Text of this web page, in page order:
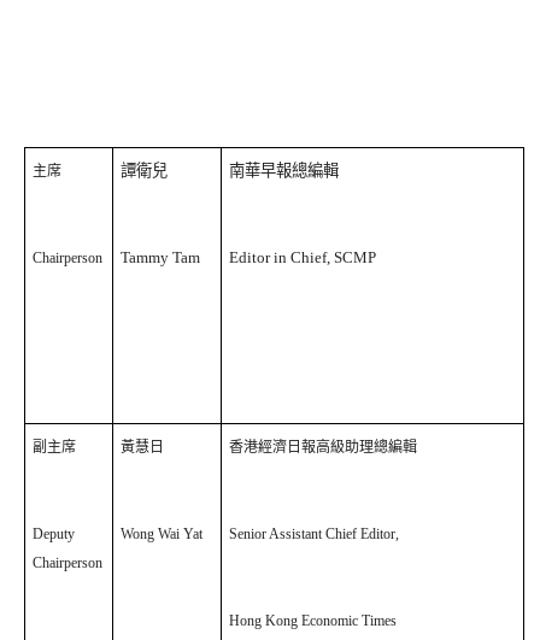
主席
Chairperson
譚衛兒
Tammy Tam
南華早報總編輯
Editor in Chief, SCMP
副主席
Deputy
Chairperson
黃慧日
Wong Wai Yat
香港經濟日報高級助理總編輯
Senior Assistant Chief Editor,
Hong Kong Economic Times